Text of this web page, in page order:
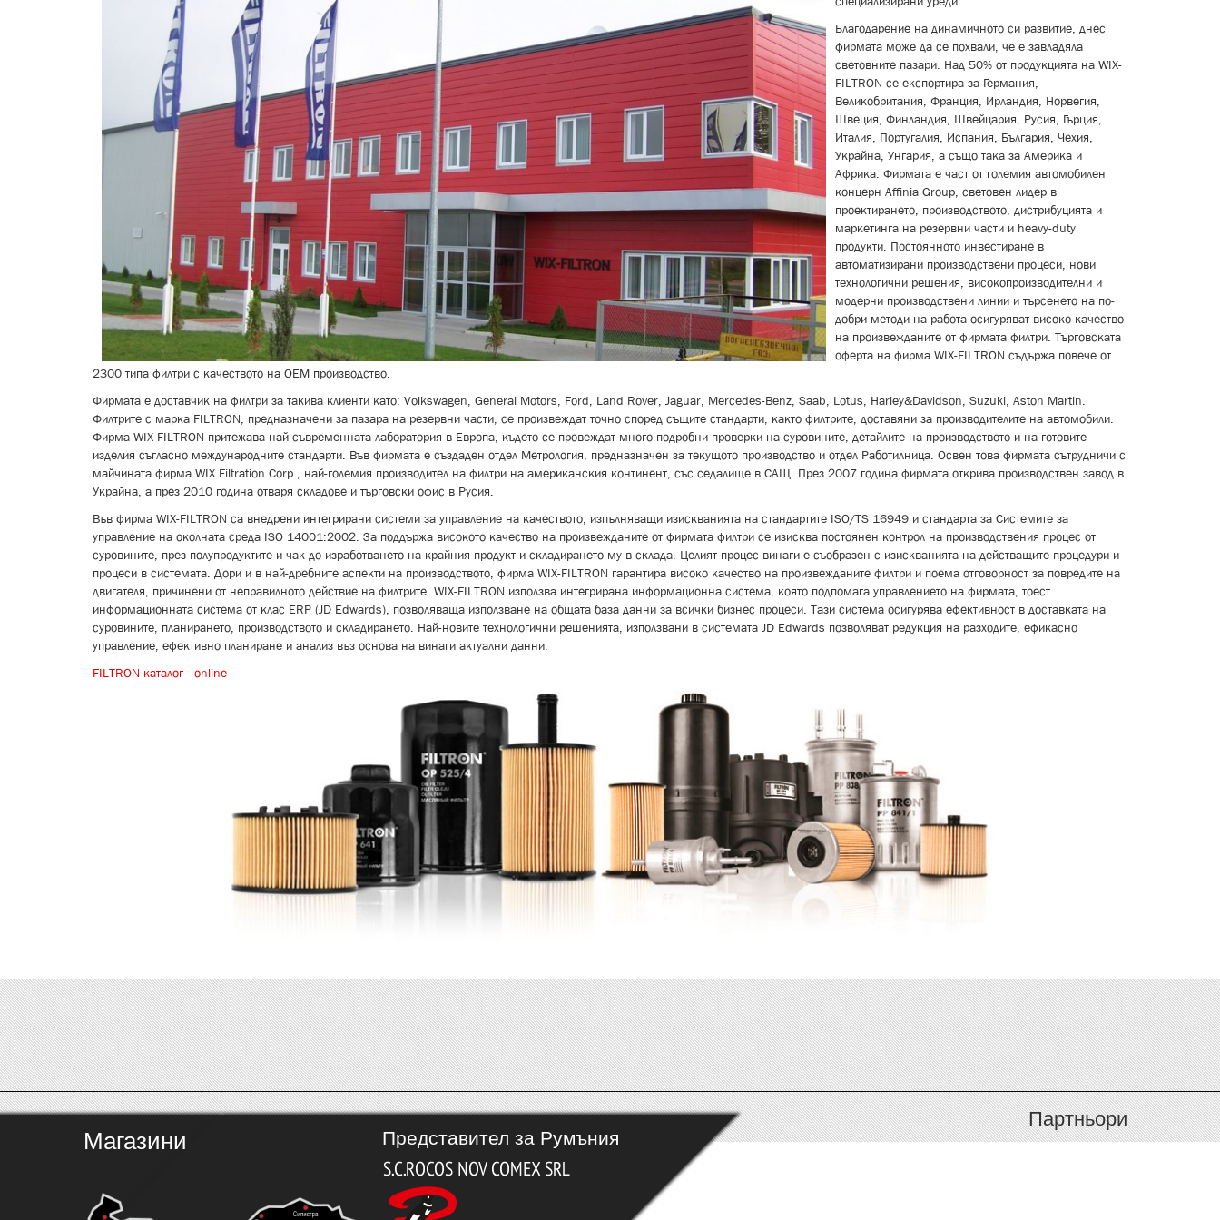
Благодарение на динамичното си развитие, днес
фирмата може да се похвали, че е завладяла
световните пазари. Над 50% от продукцията на WIX-
FILTRON се експортира за Германия,
Великобритания, Франция, Ирландия, Норвегия,
Швеция, Финландия, Швейцария, Русия, Гърция,
Италия, Португалия, Испания, България, Чехия,
Украйна, Унгария, а също така за Америка и
Африка. Фирмата е част от големия автомобилен
концерн Affinia Group, световен лидер в
проектирането, производството, дистрибуцията и
маркетинга на резервни части и heavy-duty
продукти. Постоянното инвестиране в
автоматизирани производствени процеси, нови
технологични решения, високопроизводителни и
модерни производствени линии и търсенето на по-
добри методи на работа осигуряват високо качество
на произвежданите от фирмата филтри. Търговската
оферта на фирма WIX-FILTRON съдържа повече от
2300 типа филтри с качеството на OEM производство.
Фирмата е доставчик на филтри за такива клиенти като: Volkswagen, General Motors, Ford, Land Rover, Jaguar, Mercedes-Benz, Saab, Lotus, Harley&Davidson, Suzuki, Aston Martin.
Филтрите с марка FILTRON, предназначени за пазара на резервни части, се произвеждат точно според същите стандарти, както филтрите, доставяни за производителите на автомобили.
Фирма WIX-FILTRON притежава най-съвременната лаборатория в Европа, където се провеждат много подробни проверки на суровините, детайлите на производството и на готовите
изделия съгласно международните стандарти. Във фирмата е създаден отдел Метрология, предназначен за текущото производство и отдел Работилница. Освен това фирмата сътрудничи с
майчината фирма WIX Filtration Corp., най-големия производител на филтри на американския континент, със седалище в САЩ. През 2007 година фирмата открива производствен завод в
Украйна, а през 2010 година отваря складове и търговски офис в Русия.
Във фирма WIX-FILTRON са внедрени интегрирани системи за управление на качеството, изпълняващи изискванията на стандартите ISO/TS 16949 и стандарта за Системите за
управление на околната среда ISO 14001:2002. За поддържа високото качество на произвежданите от фирмата филтри се изисква постоянен контрол на производствения процес от
суровините, през полупродуктите и чак до изработването на крайния продукт и складирането му в склада. Целият процес винаги е съобразен с изискванията на действащите процедури и
процеси в системата. Дори и в най-дребните аспекти на производството, фирма WIX-FILTRON гарантира високо качество на произвежданите филтри и поема отговорност за повредите на
двигателя, причинени от неправилното действие на филтрите. WIX-FILTRON използва интегрирана информационна система, която подпомага управлението на фирмата, тоест
информационната система от клас ERP (JD Edwards), позволяваща използване на общата база данни за всички бизнес процеси. Тази система осигурява ефективност в доставката на
суровините, планирането, производството и складирането. Най-новите технологични решенията, използвани в системата JD Edwards позволяват редукция на разходите, ефикасно
управление, ефективно планиране и анализ въз основа на винаги актуални данни.
FILTRON каталог - online
Партньори
Магазини Представител за Румъния